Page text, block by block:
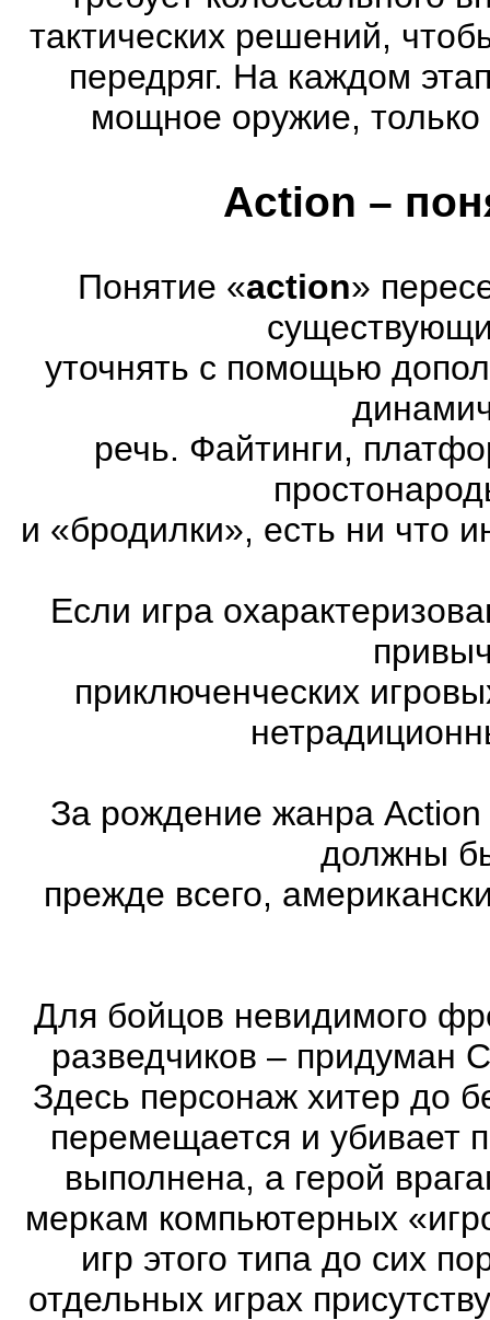
тактических решений,
передряг. На каждом
мощное оружие, только
Action –
Понятие «action»
уточнять с помощью
речь. Файтинги,
и «бродилки», есть ни что
Если игра
приключенческих
За рождение жанра
должны
прежде всего,
Для бойцов невидимого
разведчиков – придуман
Здесь персонаж хитер до
перемещается и убивает
выполнена, а герой
меркам компьютерных
игр этого типа до сих
отдельных играх